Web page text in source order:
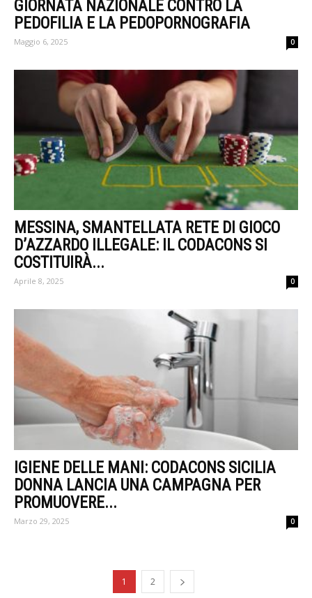
GIORNATA NAZIONALE CONTRO LA
PEDOFILIA E LA PEDOPORNOGRAFIA
Maggio 6, 2025 0
MESSINA, SMANTELLATA RETE DI GIOCO
D’AZZARDO ILLEGALE: IL CODACONS SI
COSTITUIRÀ...
Aprile 8, 2025 0
IGIENE DELLE MANI: CODACONS SICILIA
DONNA LANCIA UNA CAMPAGNA PER
PROMUOVERE...
Marzo 29, 2025 0
1 2